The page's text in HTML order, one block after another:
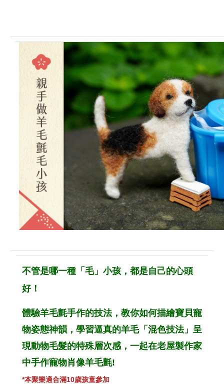
不管是哪一種「毛」小孩，都是自己的心頭
好！
體驗羊毛氈手作的技法，教你如何描繪寶貝寵
物姿態神韻，學習逼真的羊毛「混色技法」呈
現動物毛髮的特殊層次感，一起在老屋製作家
中手作寵物肖像羊毛氈!
*本聚樂適合滿10歲孩童參加